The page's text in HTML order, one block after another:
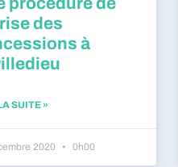
des
à
SUITE »
2020 0h00